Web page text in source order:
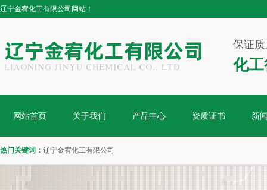
辽宁金宥化工有限公司网站！
保证
化
网站首页 关于我们 产品中心 资质证书 新
热门关键词： 辽宁金宥化工有限公司